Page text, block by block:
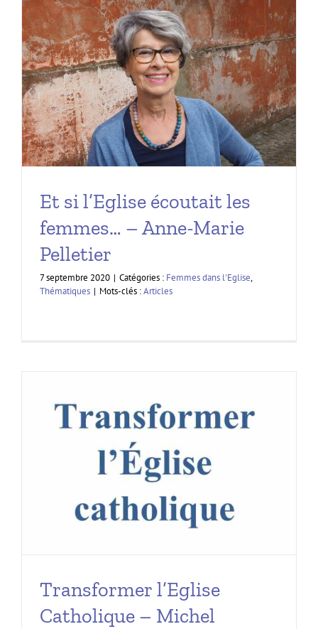
Et si l’Eglise écoutait les
femmes… – Anne-Marie
Pelletier
7 septembre 2020 | Catégories : Femmes dans l'Eglise,
Thématiques | Mots-clés :Articles
Transformer l’Eglise
Catholique – Michel